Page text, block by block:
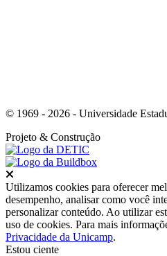
© 1969 - 2026 - Universidade
Projeto & Construção
Utilizamos cookies para oferecer
desempenho, analisar como você
personalizar conteúdo. Ao utilizar
uso de cookies. Para mais
Privacidade da Unicamp.
Estou ciente